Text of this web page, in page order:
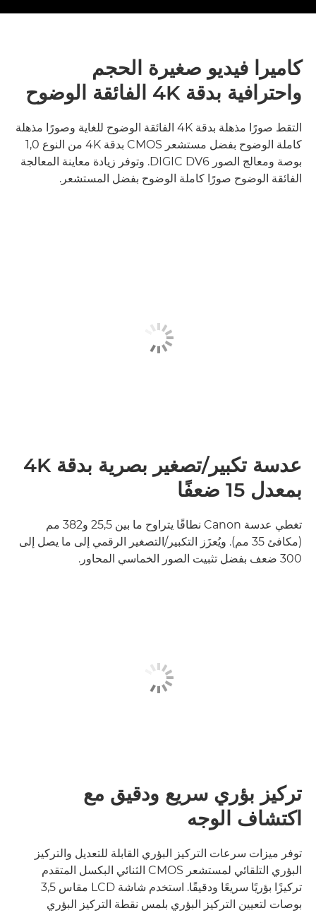
كاميرا فيديو صغيرة الحجم
واحترافية بدقة 4K الفائقة الوضوح
التقط صورًا مذهلة بدقة 4K الفائقة الوضوح للغاية وصورًا مذهلة
كاملة الوضوح بفضل مستشعر CMOS بدقة 4K من النوع 1,0
بوصة ومعالج الصور DIGIC DV6. وتوفر زيادة معاينة المعالجة
الفائقة الوضوح صورًا كاملة الوضوح بفضل المستشعر.
عدسة تكبير/تصغير بصرية بدقة 4K
بمعدل 15 ضعفًا
تغطي عدسة Canon نطاقًا يتراوح ما بين 25,5 و382 مم
(مكافئ 35 مم). ويُعزَز التكبير/التصغير الرقمي إلى ما يصل إلى
300 ضعف بفضل تثبيت الصور الخماسي المحاور.
تركيز بؤري سريع ودقيق مع
اكتشاف الوجه
توفر ميزات سرعات التركيز البؤري القابلة للتعديل والتركيز
البؤري التلقائي لمستشعر CMOS الثنائي البكسل المتقدم
تركيزًا بؤريًا سريعًا ودقيقًا. استخدم شاشة LCD مقاس 3,5
بوصات لتعيين التركيز البؤري بلمس نقطة التركيز البؤري